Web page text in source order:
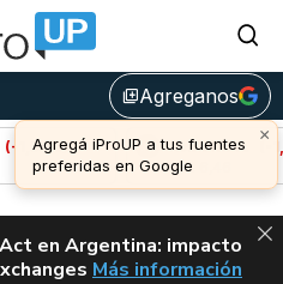
library_addAgreganos
×
Agregá iProUP a tus fuentes
preferidas en Google
Avalanche (-1,46%)
u$s 6,46
en Argentina: impacto
CLARITY ACT EN
Más información